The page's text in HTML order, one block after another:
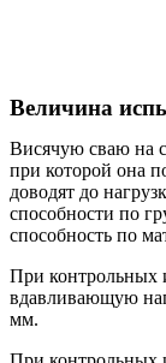
Величина
Висячую сваю на
при которой она
доводят до
способности по
способность по
При контрольных
вдавливающую
мм.